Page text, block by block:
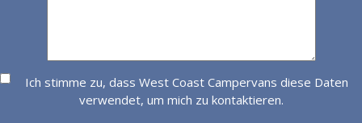
Ich stimme zu, dass West Coast Campervans diese Daten
verwendet, um mich zu kontaktieren.